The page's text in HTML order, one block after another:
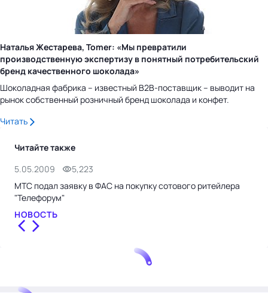
Наталья Жестарева, Tomer: «Мы превратили
производственную экспертизу в понятный потребительский
бренд качественного шоколада»
Шоколадная фабрика – известный B2B-поставщик – выводит на
рынок собственный розничный бренд шоколада и конфет.
Читать
Читайте также
5.05.2009
5,223
МТС подал заявку в ФАС на покупку сотового ритейлера
"Телефорум"
НОВОСТЬ